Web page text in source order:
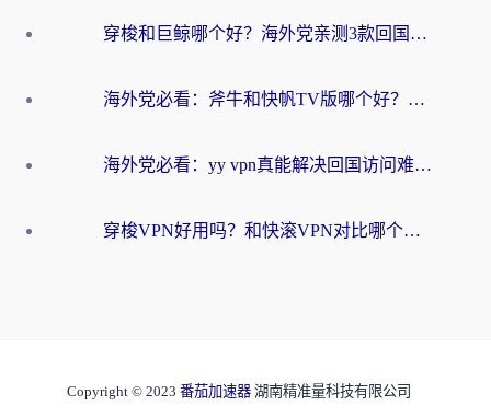
穿梭和巨鲸哪个好？海外党亲测3款回国加速器，教你避开90%的坑
海外党必看：斧牛和快帆TV版哪个好？3分钟选对回国加速器，无缝刷B站、追热剧
海外党必看：yy vpn真能解决回国访问难题？附云极initap测评+免费方案对比
穿梭VPN好用吗？和快滚VPN对比哪个回国效果更好？海外党选回国加速器必看指南
Copyright © 2023 番茄加速器 湖南精准量科技有限公司